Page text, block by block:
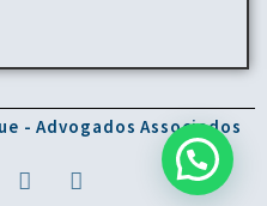
- Advogados Associados